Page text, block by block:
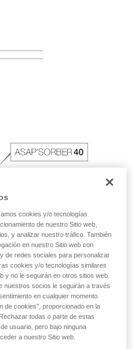
cookies y/o tecnologías
de nuestro Sitio web,
y analizar nuestro tráfico. También
en nuestro Sitio web con
de redes sociales para personalizar
cookies y/o tecnologías similares
y no le seguirán en otros sitios web.
nuestros socios le seguirán a través
en cualquier momento
de cookies", proporcionado en la
todas o parte de estas
usuario, pero bajo ninguna
a nuestro Sitio web.